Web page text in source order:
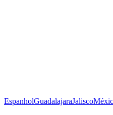
EspanholGuadalajaraJalisco